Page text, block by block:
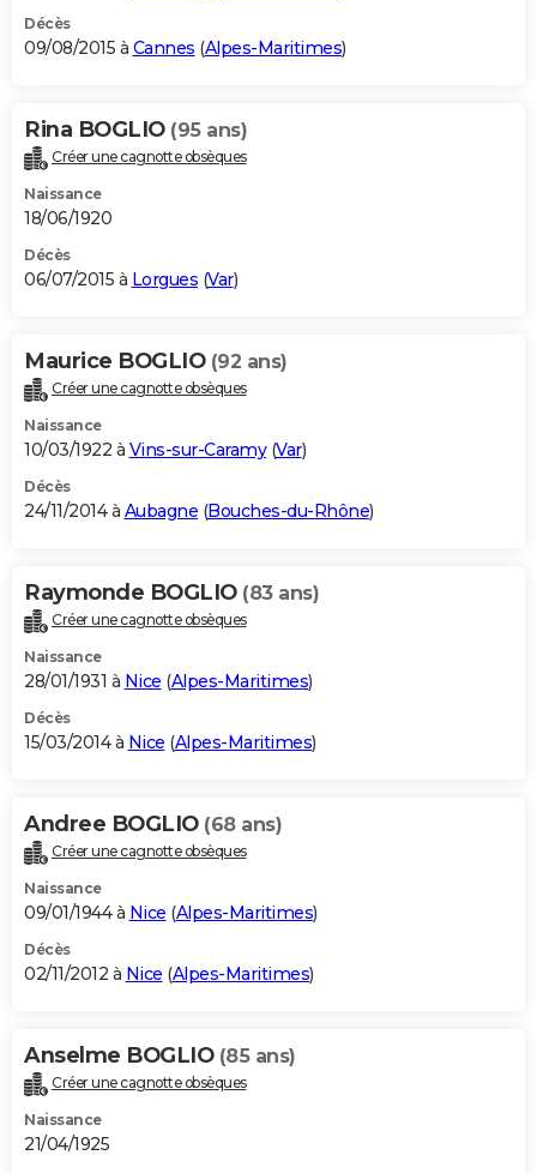
Décès
09/08/2015 à Cannes (Alpes-Maritimes)
Rina BOGLIO (95 ans)
Créer une cagnotte obsèques
Naissance
18/06/1920
Décès
06/07/2015 à Lorgues (Var)
Maurice BOGLIO (92 ans)
Créer une cagnotte obsèques
Naissance
10/03/1922 à Vins-sur-Caramy(Var)
Décès
24/11/2014 à Aubagne (Bouches-du-Rhône)
Raymonde BOGLIO (83 ans)
Créer une cagnotte obsèques
Naissance
28/01/1931 à Nice (Alpes-Maritimes)
Décès
15/03/2014 à Nice (Alpes-Maritimes)
Andree BOGLIO (68 ans)
Créer une cagnotte obsèques
Naissance
09/01/1944 à Nice (Alpes-Maritimes)
Décès
02/11/2012 à Nice (Alpes-Maritimes)
Anselme BOGLIO (85 ans)
Créer une cagnotte obsèques
Naissance
21/04/1925